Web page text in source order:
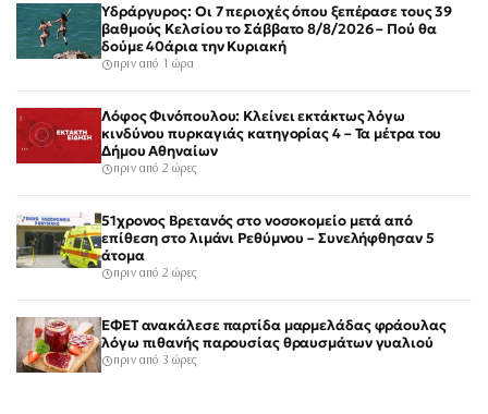
Υδράργυρος: Οι 7 περιοχές όπου ξεπέρασε τους 39
βαθμούς Κελσίου το Σάββατο 8/8/2026 – Πού θα
δούμε 40άρια την Κυριακή
πριν από 1 ώρα
Λόφος Φινόπουλου: Κλείνει εκτάκτως λόγω
κινδύνου πυρκαγιάς κατηγορίας 4 – Τα μέτρα του
Δήμου Αθηναίων
πριν από 2 ώρες
51χρονος Βρετανός στο νοσοκομείο μετά από
επίθεση στο λιμάνι Ρεθύμνου – Συνελήφθησαν 5
άτομα
πριν από 2 ώρες
ΕΦΕΤ ανακάλεσε παρτίδα μαρμελάδας φράουλας
λόγω πιθανής παρουσίας θραυσμάτων γυαλιού
πριν από 3 ώρες